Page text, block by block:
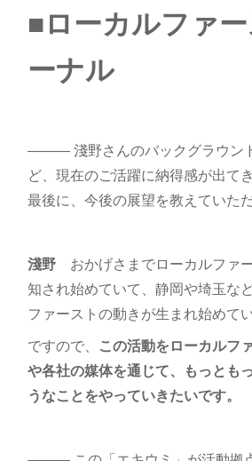
■ローカルファ
ーナル
――― 淺野さんのバックグラウン
ど、現在のご活躍に納得感が出て
最後に、今後の展望を教えていた
淺野おかげさまでローカルファ
知され始めていて、静岡や埼玉な
ファーストの動きが生まれ始めて
ですので、 この活動をローカルフ
や各社の媒体を通じて、もっとも
うなことをやっていきたいです。